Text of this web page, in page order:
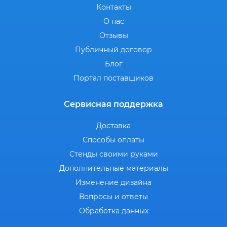
Контакты
О нас
Отзывы
Публичный договор
Блог
Портал поставщиков
Сервисная поддержка
Доставка
Способы оплаты
Стенды своими руками
Дополнительные материалы
Изменение дизайна
Вопросы и ответы
Обработка данных